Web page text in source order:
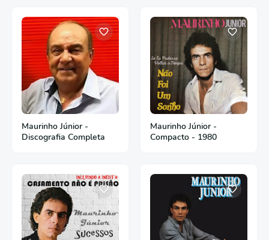
Maurinho Júnior -
Discografia Completa
Maurinho Júnior -
Compacto - 1980